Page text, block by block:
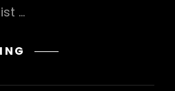
…
ATAM,
FILM